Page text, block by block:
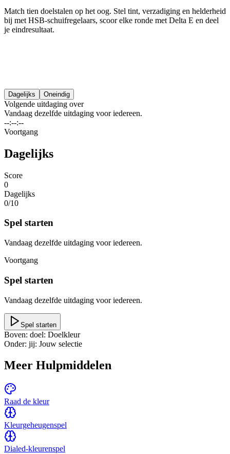
Match tien doelstalen op het oog. Stel tint, verzadiging en helderheid
bij met HSB-schuifregelaars, scoor elke ronde met Delta E en deel
je eindresultaat.
Dagelijks Oneindig
Volgende uitdaging over
Vandaag dezelfde uitdaging voor iedereen.
--:--:--
Voortgang
Dagelijks
Score
0
Dagelijks
0/10
Spel starten
Vandaag dezelfde uitdaging voor iedereen.
Voortgang
Spel starten
Vandaag dezelfde uitdaging voor iedereen.
Spel starten
Boven: doel: Doelkleur
Onder: jij: Jouw selectie
Meer Hulpmiddelen
Raad de kleur
Kleurgeheugenspel
Dialed-kleurenspel